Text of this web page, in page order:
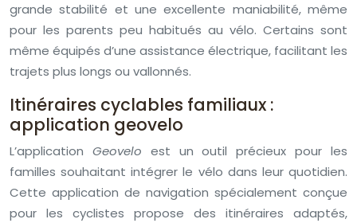
grande stabilité et une excellente maniabilité, même
pour les parents peu habitués au vélo. Certains sont
même équipés d’une assistance électrique, facilitant les
trajets plus longs ou vallonnés.
Itinéraires cyclables familiaux :
application geovelo
L’application Geovelo est un outil précieux pour les
familles souhaitant intégrer le vélo dans leur quotidien.
Cette application de navigation spécialement conçue
pour les cyclistes propose des itinéraires adaptés,